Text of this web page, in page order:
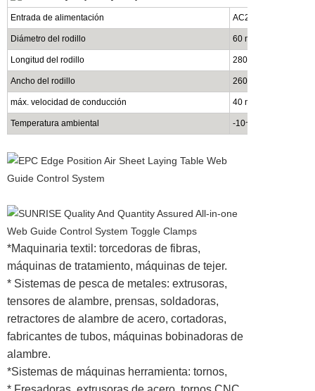
Entrada de alimentación AC220V /80W
Diámetro del rodillo 60 mm / hecho a
Longitud del rodillo 280 mm / hecho a
Ancho del rodillo 260 mm / hecho a
máx. velocidad de conducción 40 mm/s
Temperatura ambiental -10~60
*Maquinaria textil: torcedoras de fibras,
máquinas de tratamiento, máquinas de tejer.
* Sistemas de pesca de metales: extrusoras,
tensores de alambre, prensas, soldadoras,
retractores de alambre de acero, cortadoras,
fabricantes de tubos, máquinas bobinadoras de
alambre.
*Sistemas de máquinas herramienta: tornos,